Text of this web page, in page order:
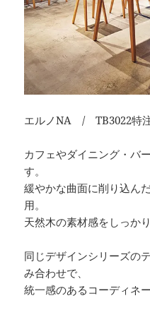
エルノNA / TB3022特注
カフェやダイニング・バ
す。
緩やかな曲面に削り込ん
用。
天然木の素材感をしっか
同じデザインシリーズの
み合わせで、
統一感のあるコーディネ